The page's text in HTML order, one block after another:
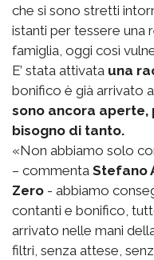
che si sono stretti
istanti per tessere una
famiglia, oggi così
E’ stata attivata una
bonifico è già arrivato
sono ancora aperte,
bisogno di tanto.
«Non abbiamo solo
– commenta Stefano
Zero - abbiamo
contanti e bonifico,
arrivato nelle mani
filtri, senza attese,